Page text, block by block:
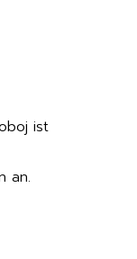
ist
an.